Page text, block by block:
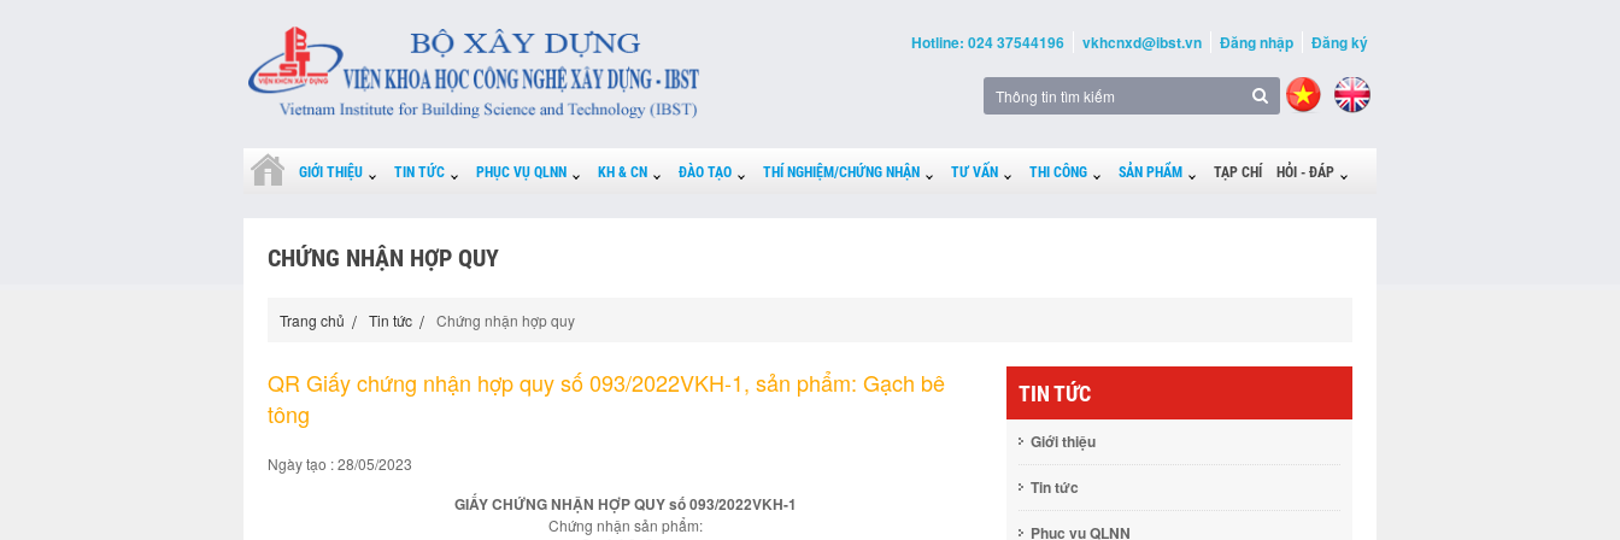
Hotline: 024 37544196 vkhcnxd@ibst.vn Đăng nhập Đăng ký
GIỚI THIỆU TIN TỨC PHỤC VỤ QLNN KH & CN ĐÀO TẠO THÍ NGHIỆM/CHỨNG NHẬN TƯ VẤN THI CÔNG SẢN PHẨM TẠP CHÍ HỎI - ĐÁP
CHỨNG NHẬN HỢP QUY
Trang chủ Tin tức Chứng nhận hợp quy
QR Giấy chứng nhận hợp quy số 093/2022VKH-1, sản phẩm: Gạch bê
tông
Ngày tạo : 28/05/2023
GIẤY CHỨNG NHẬN HỢP QUY số 093/2022VKH-1
Chứng nhận sản phẩm:
TIN TỨC
Giới thiệu
Tin tức
Phục vụ QLNN